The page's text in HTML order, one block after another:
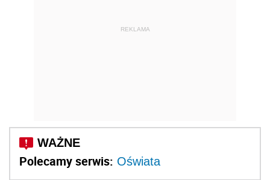
REKLAMA
Polecamy serwis: Oświata